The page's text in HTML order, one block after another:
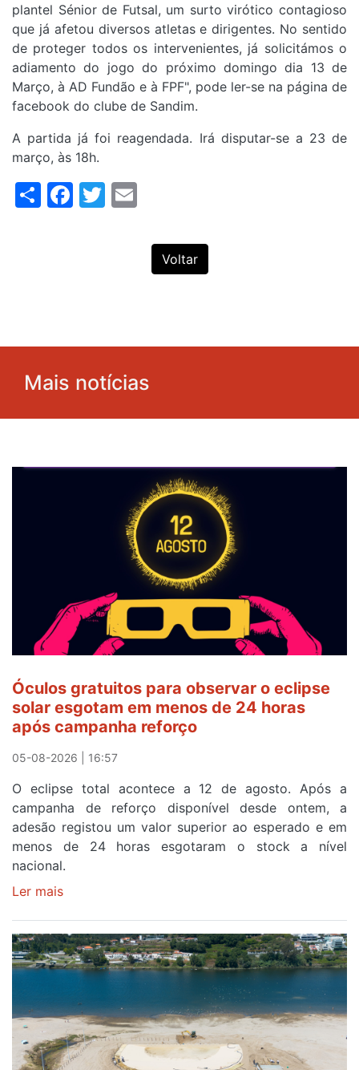
plantel Sénior de Futsal, um surto virótico contagioso
que já afetou diversos atletas e dirigentes. No sentido
de proteger todos os intervenientes, já solicitámos o
adiamento do jogo do próximo domingo dia 13 de
Março, à AD Fundão e à FPF", pode ler-se na página de
facebook do clube de Sandim.
A partida já foi reagendada. Irá disputar-se a 23 de
março, às 18h.
ShareFacebook
Twitter
Voltar
Mais notícias
Óculos gratuitos para observar o eclipse
solar esgotam em menos de 24 horas
após campanha reforço
05-08-2026 | 16:57
O eclipse total acontece a 12 de agosto. Após a
campanha de reforço disponível desde ontem, a
adesão registou um valor superior ao esperado e em
menos de 24 horas esgotaram o stock a nível
nacional.
Ler mais
para
observar
eclipse
solar
esgotam
em